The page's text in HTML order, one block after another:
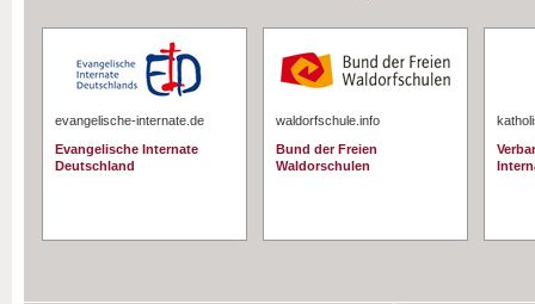
evangelische-internate.de
Evangelische Internate
Deutschland
waldorfschule.info
Bund der Freien
Waldorschulen